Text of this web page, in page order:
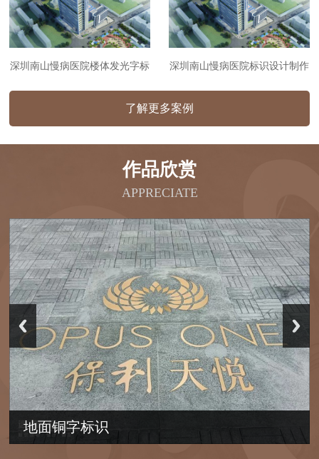
深圳南山慢病医院楼体发光字标 深圳南山慢病医院标识设计制作
了解更多案例
作品欣赏
APPRECIATE
地面铜字标识